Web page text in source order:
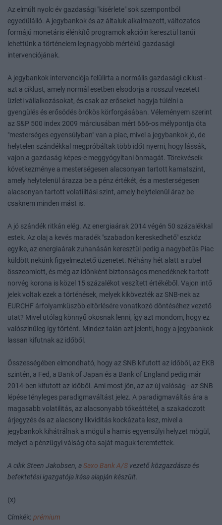
Az elmúlt nyolc év gazdasági "kísérlete" sok szempontból
egyedülálló. A jegybankok és az általuk alkalmazott, változatos
formájú monetáris élénkítő programok akcióin keresztül tanúi
lehettünk a történelem legnagyobb mértékű gazdasági
intervenciójának.
A jegybankok intervenciója felülírta a normális gazdasági ciklust -
azt a ciklust, amely normál esetben elsodorja a rosszul vezetett
üzleti vállalkozásokat, és csak az erőseket hagyja túlélni a
gyengülés és erősödés örökös körforgásában. Véleményem szerint
az S&P 500 index 2009 márciusában mért 666-os mélypontja óta
"mesterséges egyensúlyban" van a piac, mivel a jegybankok jó, de
helytelen szándékkal megpróbáltak több időt nyerni, hogy lássák,
vajon a gazdaság képes-e meggyógyítani önmagát. Törekvéseik
következménye a mesterségesen alacsonyan tartott kamatszint,
amely helytelenül árazza be a pénz értékét, és a mesterségesen
alacsonyan tartott volatilitási szint, amely helytelenül áraz be
csaknem minden mást is.
A jó szándék ritkán elég. Az energiaárak 2014 végén 50 százalékkal
estek. Az olaj a kevés maradék "szabadon kereskedhető" eszköz
egyike, az energiaárak zuhanásán keresztül pedig a nagybetűs Piac
küldött nekünk figyelmeztető üzenetet. Néhány hét alatt a rubel
összeomlott, és még az időnként biztonságos menedéknek tartott
norvég korona is közel 15 százalékot veszített értékéből. Vajon intő
jelek voltak ezek a történések, melyek kikövezték az SNB-nek az
EURCHF árfolyamküszöb eltörlésére vonatkozó döntéséhez vezető
utat? Mivel utólag könnyű okosnak lenni, így azt mondom, hogy ez
valószínűleg így történt. Mindez talán azt jelenti, hogy a jegybankok
lassan kifutnak az időből.
Összességében elmondható, hogy az SNB kifutott az időből, az EKB
szintén, a Fed, a Bank of Japan és a Bank of England pedig már
2014-ben kifutott az időből. Ami most jön, az az új valóság - az SNB
lépése tényleges paradigmaváltást jelez. A paradigmaváltás ára a
magasabb volatilitás, az alacsonyabb tőkeáttétel, a szakadozott
árjegyzés és az alacsony likviditás kockázata lesz, mivel a
jegybankok kihátrálnak a mögül a hamis egyensúlyi helyzet mögül,
melyet a pénzügyi válság óta saját maguk teremtettek.
A cikk Steen Jakobsen, aSaxo Bank A/S vezető közgazdásza és
befektetési igazgatója írása alapján készült.
(x)
Címkék: prémium